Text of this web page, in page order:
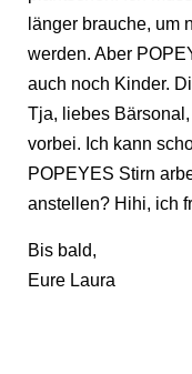
länger brauche, um
werden. Aber
auch noch Kinder.
Tja, liebes
vorbei. Ich kann
POPEYES Stirn
anstellen? Hihi, ich
Bis bald,
Eure Laura